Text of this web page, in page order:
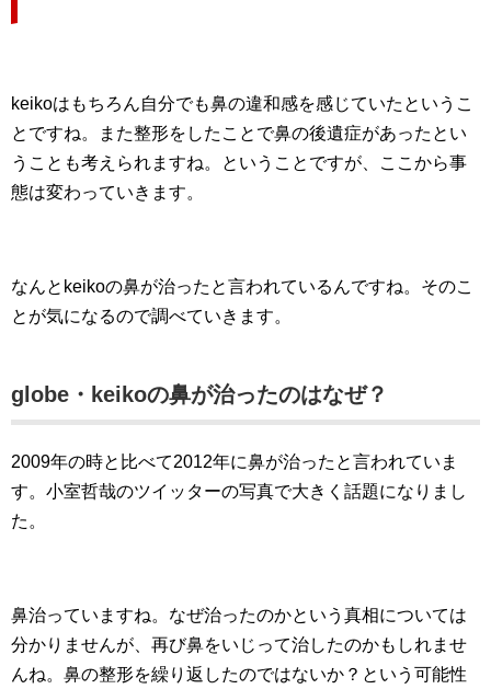
keikoはもちろん自分でも鼻の違和感を感じていたというこ
とですね。また整形をしたことで鼻の後遺症があったとい
うことも考えられますね。ということですが、ここから事
態は変わっていきます。
なんとkeikoの鼻が治ったと言われているんですね。そのこ
とが気になるので調べていきます。
globe・keikoの鼻が治ったのはなぜ？
2009年の時と比べて2012年に鼻が治ったと言われていま
す。小室哲哉のツイッターの写真で大きく話題になりまし
た。
鼻治っていますね。なぜ治ったのかという真相については
分かりませんが、再び鼻をいじって治したのかもしれませ
んね。鼻の整形を繰り返したのではないか？という可能性